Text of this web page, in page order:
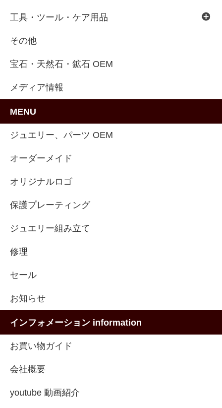
工具・ツール・ケア用品
その他
宝石・天然石・鉱石 OEM
メディア情報
MENU
ジュエリー、パーツ OEM
オーダーメイド
オリジナルロゴ
保護プレーティング
ジュエリー組み立て
修理
セール
お知らせ
インフォメーション information
お買い物ガイド
会社概要
youtube 動画紹介